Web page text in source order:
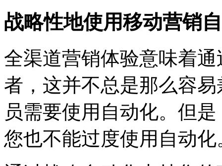
战略性地使用移动营销
全渠道营销体验意味着
者，这并不总是那么容
员需要使用自动化。但
您也不能过度使用自动化